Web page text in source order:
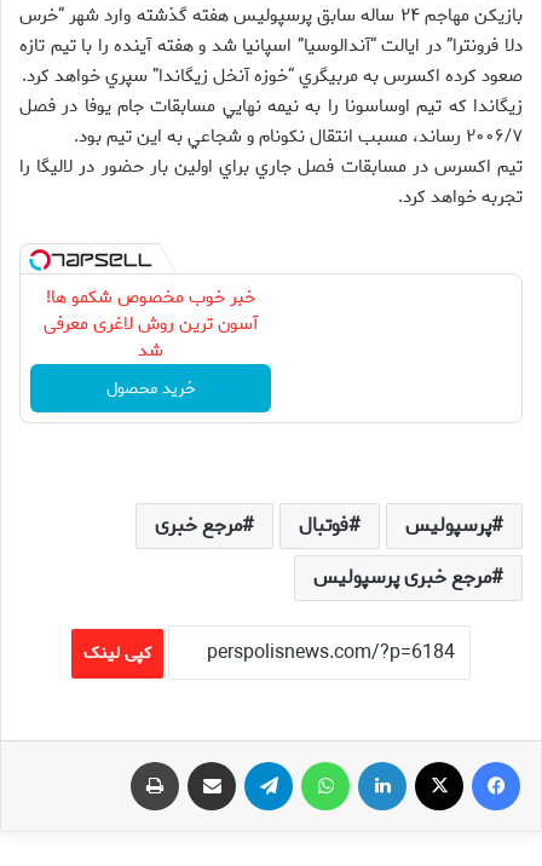
بازيکن مهاجم ۲۴ ساله سابق پرسپوليس هفته گذشته وارد شهر “خرس
دلا فرونترا” در ايالت “آندالوسيا” اسپانيا شد و هفته آينده را با تيم تازه
صعود کرده اکسرس به مربيگري “خوزه آنخل زيگاندا” سپري خواهد کرد.
زيگاندا که تيم اوساسونا را به نيمه نهايي مسابقات جام يوفا در فصل
۲۰۰۶/۷ رساند، مسبب انتقال نکونام و شجاعي به اين تيم بود.
تيم اکسرس در مسابقات فصل جاري براي اولين بار حضور در لاليگا را
تجربه خواهد کرد.
خبر خوب مخصوص شکمو ها!
آسون ترین روش لاغری معرفی
شد
خرید محصول
پرسپولیس فوتبال
مرجع خبری
مرجع خبری پرسپولیس
کپی لینک
فیس بوک لینکدین واتس آپ تلگرام اشتراک گذاری از طریق ایمیل